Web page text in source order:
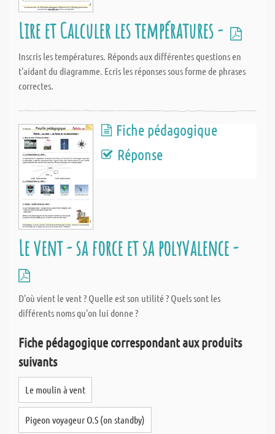
Lire et Calculer les températures -
Inscris les températures. Réponds aux différentes questions en
t'aidant du diagramme. Ecris les réponses sous forme de phrases
correctes.
Fiche pédagogique
Réponse
Le vent - sa force et sa polyvalence -
D'où vient le vent ? Quelle est son utilité ? Quels sont les
différents noms qu'on lui donne ?
Fiche pédagogique correspondant aux produits
suivants
Le moulin à vent
Pigeon voyageur O.S (on standby)